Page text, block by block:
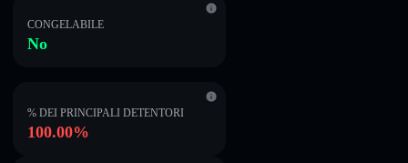
CONGELABILE
No
% DEI PRINCIPALI DETENTORI
100.00%